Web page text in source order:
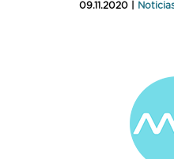
09.11.2020 |